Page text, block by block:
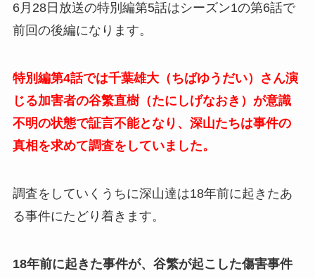
6月28日放送の特別編第5話はシーズン1の第6話で
前回の後編になります。
特別編第4話では千葉雄大（ちばゆうだい）さん演
じる加害者の谷繁直樹（たにしげなおき）が意識
不明の状態で証言不能となり、深山たちは事件の
真相を求めて調査をしていました。
調査をしていくうちに深山達は18年前に起きたあ
る事件にたどり着きます。
18年前に起きた事件が、谷繁が起こした傷害事件